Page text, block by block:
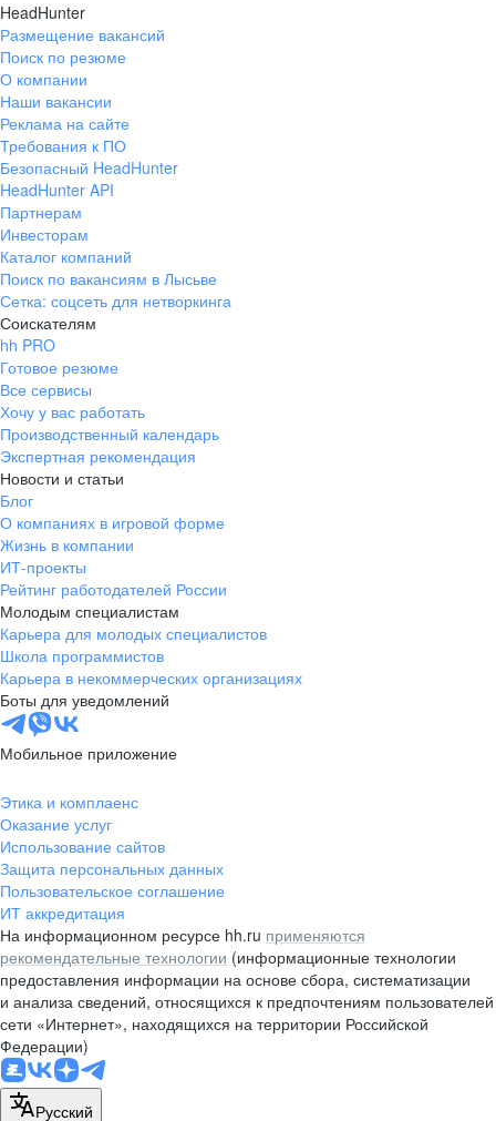
HeadHunter
Размещение вакансий
Поиск по резюме
О компании
Наши вакансии
Реклама на сайте
Требования к ПО
Безопасный HeadHunter
HeadHunter API
Партнерам
Инвесторам
Каталог компаний
Поиск по вакансиям в Лысьве
Сетка: соцсеть для нетворкинга
Соискателям
hh PRO
Готовое резюме
Все сервисы
Хочу у вас работать
Производственный календарь
Экспертная рекомендация
Новости и статьи
Блог
О компаниях в игровой форме
Жизнь в компании
ИТ-проекты
Рейтинг работодателей России
Молодым специалистам
Карьера для молодых специалистов
Школа программистов
Карьера в некоммерческих организациях
Боты для уведомлений
Мобильное приложение
Этика и комплаенс
Оказание услуг
Использование сайтов
Защита персональных данных
Пользовательское соглашение
ИТ аккредитация
На информационном ресурсе hh.ru применяются
рекомендательные технологии (информационные технологии
предоставления информации на основе сбора, систематизации
и анализа сведений, относящихся к предпочтениям пользователей
сети «Интернет», находящихся на территории Российской
Федерации)
Русский